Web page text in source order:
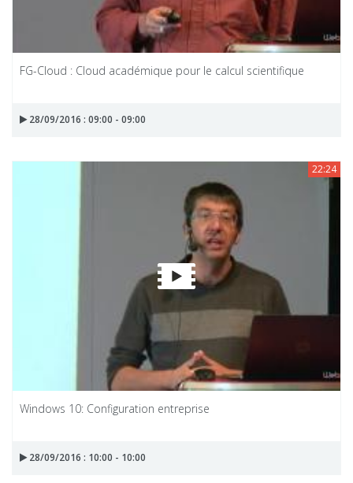
FG-Cloud : Cloud académique pour le calcul scientifique
28/09/2016 : 09:00 - 09:00
22:24
Windows 10: Configuration entreprise
28/09/2016 : 10:00 - 10:00